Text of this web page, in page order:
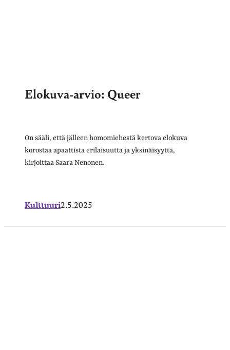
Elokuva-arvio: Queer
On sääli, että jälleen homomiehestä kertova elokuva
korostaa apaattista erilaisuutta ja yksinäisyyttä,
kirjoittaa Saara Nenonen.
Kulttuuri2.5.2025